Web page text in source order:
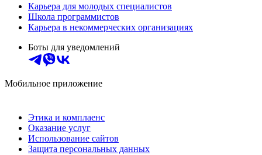
Карьера для молодых специалистов
Школа программистов
Карьера в некоммерческих организациях
Боты для уведомлений
Мобильное приложение
Этика и комплаенс
Оказание услуг
Использование сайтов
Защита персональных данных